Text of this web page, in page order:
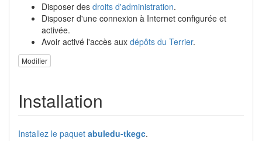
Disposer des droits d'administration.
Disposer d'une connexion à Internet configurée et
activée.
Avoir activé l'accès aux dépôts du Terrier.
Modifier
Installation
Installez le paquet abuledu-tkegc.